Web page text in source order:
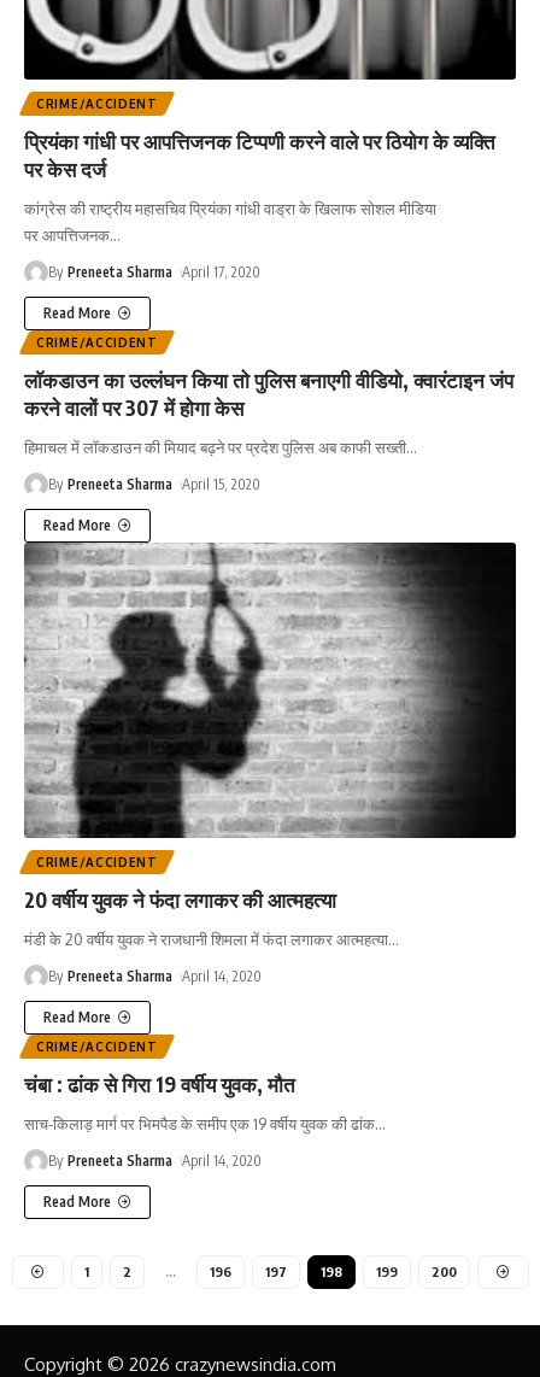
CRIME/ACCIDENT
प्रियंका गांधी पर आपत्तिजनक टिप्पणी करने वाले पर ठियोग के व्यक्ति
पर केस दर्ज
कांग्रेस की राष्ट्रीय महासचिव प्रियंका गांधी वाड्रा के खिलाफ सोशल मीडिया
पर आपत्तिजनक…
By Preneeta Sharma April 17, 2020
Read More
CRIME/ACCIDENT
लाॅकडाउन का उल्लंघन किया तो पुलिस बनाएगी वीडियो, क्वारंटाइन जंप
करने वालों पर 307 में होगा केस
हिमाचल में लाॅकडाउन की मियाद बढ़ने पर प्रदेश पुलिस अब काफी सख्ती…
By Preneeta Sharma April 15, 2020
Read More
CRIME/ACCIDENT
20 वर्षीय युवक ने फंदा लगाकर की आत्महत्या
मंडी के 20 वर्षीय युवक ने राजधानी शिमला में फंदा लगाकर आत्महत्या…
By Preneeta Sharma April 14, 2020
Read More
CRIME/ACCIDENT
चंबा : ढांक से गिरा 19 वर्षीय युवक, मौत
साच-किलाड़ मार्ग पर भिमपैड के समीप एक 19 वर्षीय युवक की ढांक…
By Preneeta Sharma April 14, 2020
Read More
1 2 … 196 197 198 199 200
Copyright © 2026 crazynewsindia.com